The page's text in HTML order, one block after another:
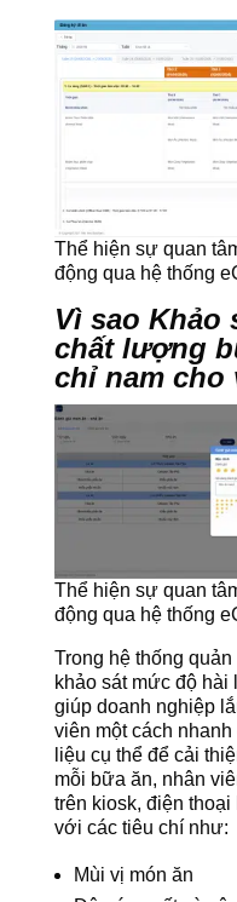
Thể hiện sự quan
động qua hệ thống
Vì sao Khảo
chất lượng
chỉ nam cho
Thể hiện sự quan
động qua hệ thống
Trong hệ thống
khảo sát mức độ
giúp doanh nghiệp
viên một cách
liệu cụ thể để cải
mỗi bữa ăn, nhân
trên kiosk, điện
với các tiêu chí như:
Mùi vị món ăn